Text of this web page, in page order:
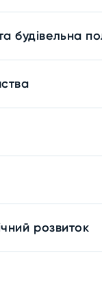
будівельна
розвиток